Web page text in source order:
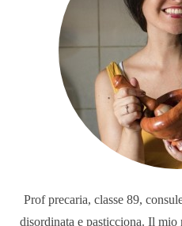
Prof precaria, classe 89,
disordinata e pasticciona. Il